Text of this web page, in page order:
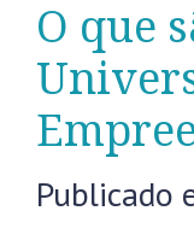
O que
Publicado